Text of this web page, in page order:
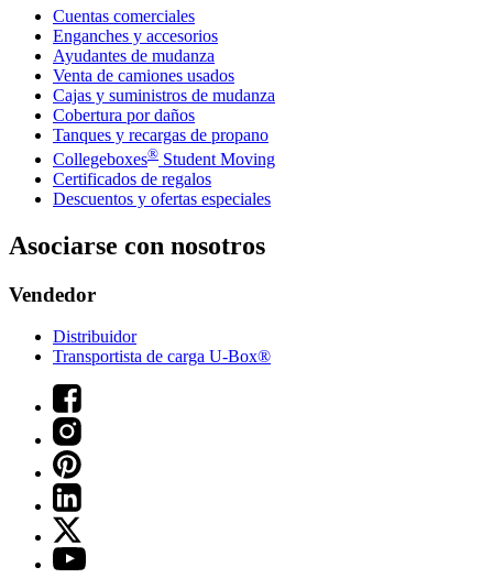
Cuentas comerciales
Enganches y accesorios
Ayudantes de mudanza
Venta de camiones usados
Cajas y suministros de mudanza
Cobertura por daños
Tanques y recargas de propano
Collegeboxes® Student Moving
Certificados de regalos
Descuentos y ofertas especiales
Asociarse con nosotros
Vendedor
Distribuidor
Transportista de carga U-Box®